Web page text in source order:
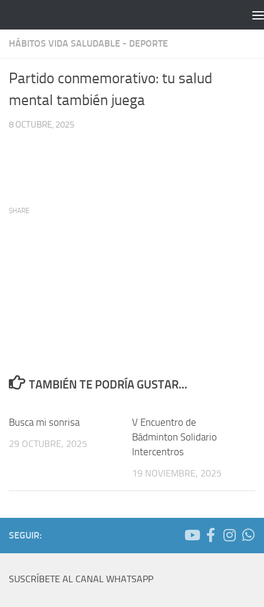
HÁBITOS VIDA SALUDABLE - DEPORTE
Partido conmemorativo: tu salud
mental también juega
8 OCTUBRE, 2025
SHARE
TAMBIÉN TE PODRÍA GUSTAR...
Busca mi sonrisa
29 OCTUBRE, 2025
V Encuentro de
Bádminton Solidario
Intercentros
19 NOVIEMBRE, 2025
SEGUIR:
SUSCRÍBETE AL CANAL WHATSAPP